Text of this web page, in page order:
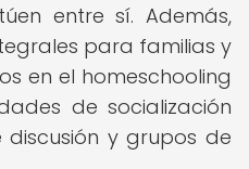
entre sí. Además,
para familias y
en el homeschooling
de socialización
y grupos de